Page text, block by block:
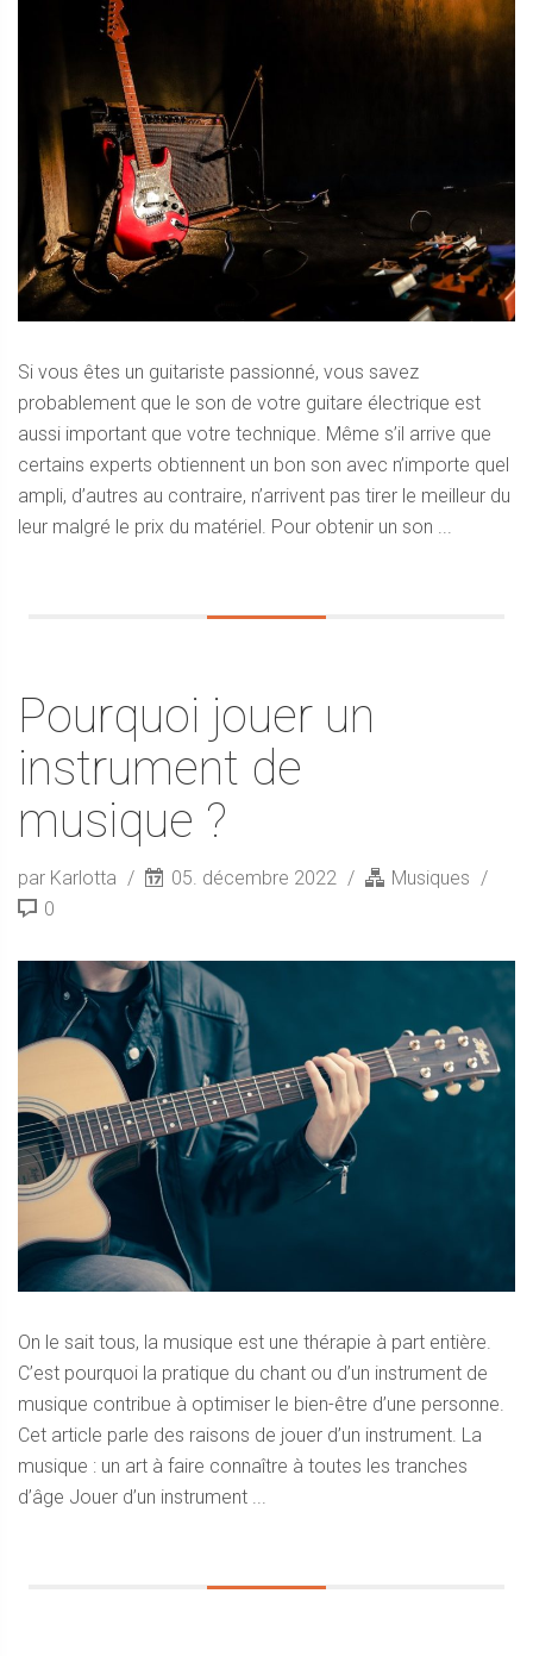
Si vous êtes un guitariste passionné, vous savez
probablement que le son de votre guitare électrique est
aussi important que votre technique. Même s’il arrive que
certains experts obtiennent un bon son avec n’importe quel
ampli, d’autres au contraire, n’arrivent pas tirer le meilleur du
leur malgré le prix du matériel. Pour obtenir un son ...
Pourquoi jouer un
instrument de
musique ?
par Karlotta 05. décembre 2022
Musiques
0
On le sait tous, la musique est une thérapie à part entière.
C’est pourquoi la pratique du chant ou d’un instrument de
musique contribue à optimiser le bien-être d’une personne.
Cet article parle des raisons de jouer d’un instrument. La
musique : un art à faire connaître à toutes les tranches
d’âge Jouer d’un instrument ...